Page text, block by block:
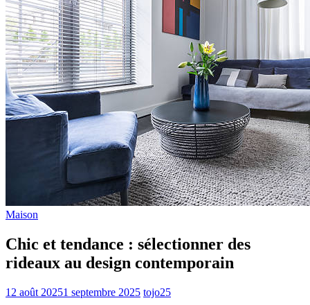
Maison
Chic et tendance : sélectionner des
rideaux au design contemporain
12 août 20251 septembre 2025 tojo25